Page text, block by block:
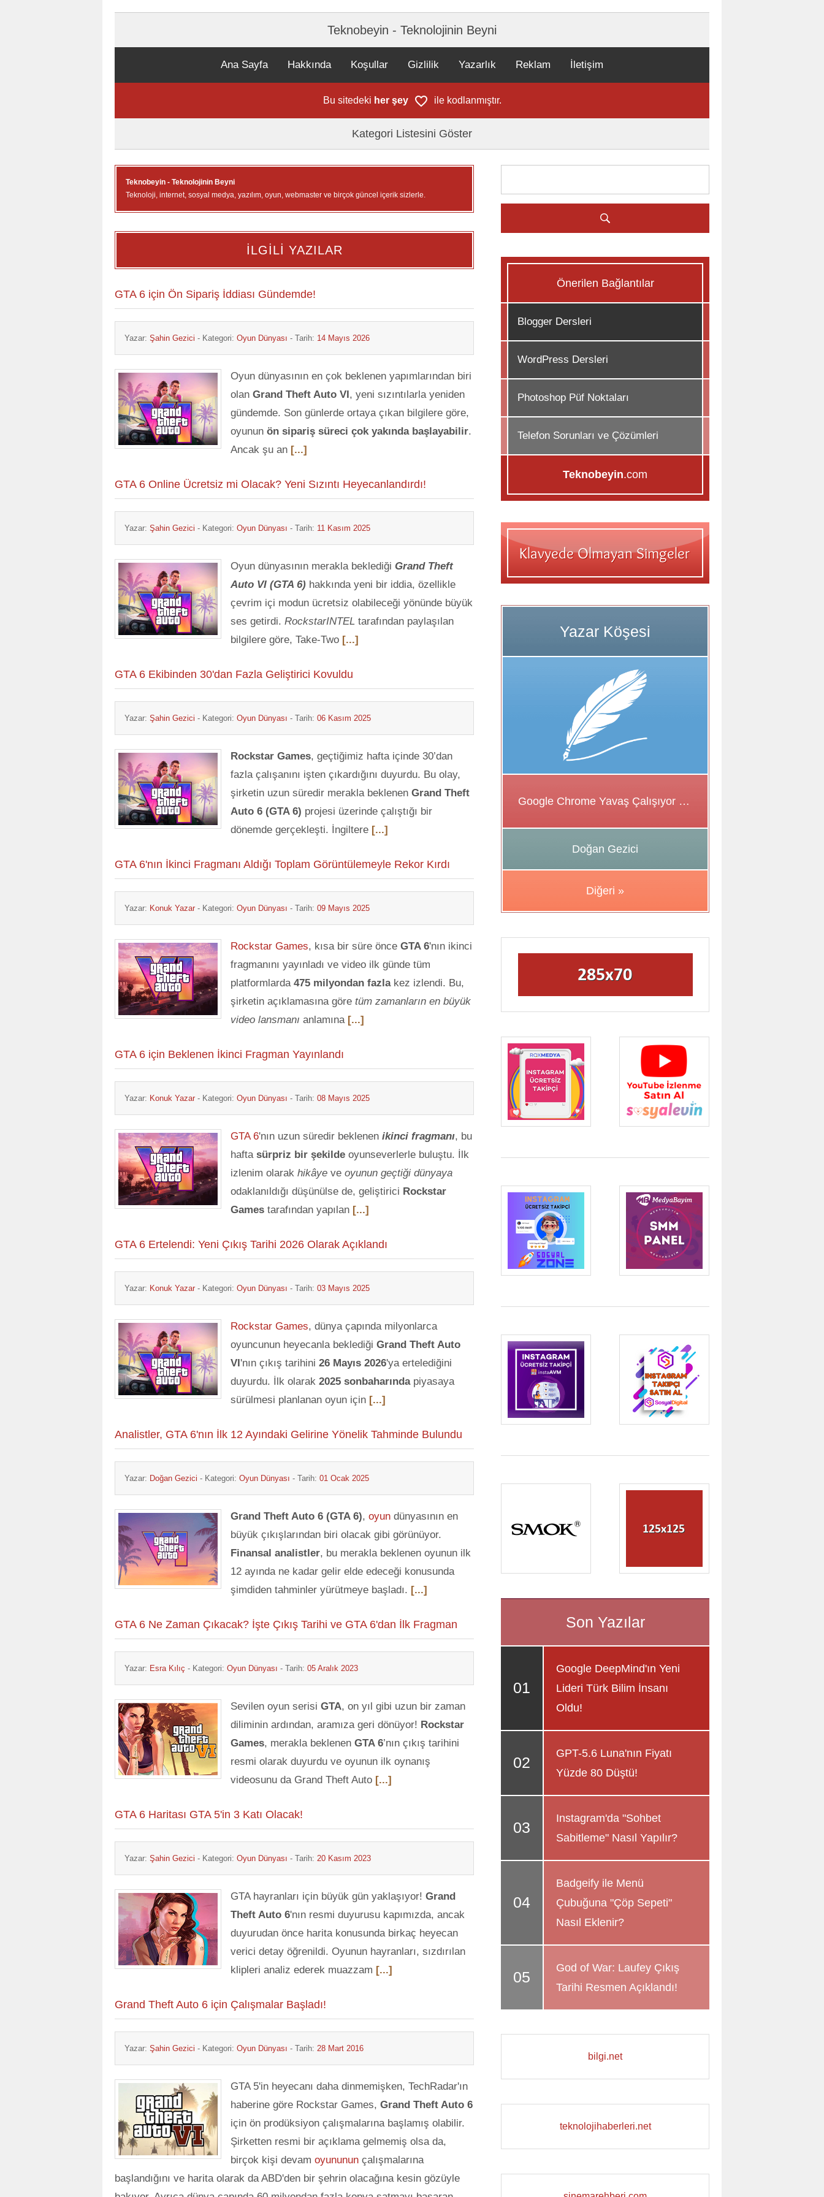
Teknobeyin - Teknolojinin Beyni
Ana Sayfa Hakkında Koşullar Gizlilik Yazarlık Reklam İletişim
Bu sitedeki her şey ile kodlanmıştır.
Kategori Listesini Göster
Teknobeyin - Teknolojinin Beyni
Teknoloji, internet, sosyal medya, yazılım, oyun, webmaster ve birçok güncel içerik sizlerle.
İLGİLİ YAZILAR
GTA 6 için Ön Sipariş İddiası Gündemde!
Yazar: Şahin Gezici - Kategori: Oyun Dünyası - Tarih: 14 Mayıs 2026
Oyun dünyasının en çok beklenen yapımlarından biri
olan Grand Theft Auto VI, yeni sızıntılarla yeniden
gündemde. Son günlerde ortaya çıkan bilgilere göre,
oyunun ön sipariş süreci çok yakında başlayabilir.
Ancak şu an [...]
GTA 6 Online Ücretsiz mi Olacak? Yeni Sızıntı Heyecanlandırdı!
Yazar: Şahin Gezici - Kategori: Oyun Dünyası - Tarih: 11 Kasım 2025
Oyun dünyasının merakla beklediği Grand Theft
Auto VI (GTA 6) hakkında yeni bir iddia, özellikle
çevrim içi modun ücretsiz olabileceği yönünde büyük
ses getirdi. RockstarINTEL tarafından paylaşılan
bilgilere göre, Take-Two [...]
GTA 6 Ekibinden 30'dan Fazla Geliştirici Kovuldu
Yazar: Şahin Gezici - Kategori: Oyun Dünyası - Tarih: 06 Kasım 2025
Rockstar Games, geçtiğimiz hafta içinde 30’dan
fazla çalışanını işten çıkardığını duyurdu. Bu olay,
şirketin uzun süredir merakla beklenen Grand Theft
Auto 6 (GTA 6) projesi üzerinde çalıştığı bir
dönemde gerçekleşti. İngiltere [...]
GTA 6'nın İkinci Fragmanı Aldığı Toplam Görüntülemeyle Rekor Kırdı
Yazar: Konuk Yazar - Kategori: Oyun Dünyası - Tarih: 09 Mayıs 2025
Rockstar Games, kısa bir süre önce GTA 6'nın ikinci
fragmanını yayınladı ve video ilk günde tüm
platformlarda 475 milyondan fazlakez izlendi. Bu,
şirketin açıklamasına göre tüm zamanların en büyük
video lansmanı anlamına [...]
GTA 6 için Beklenen İkinci Fragman Yayınlandı
Yazar: Konuk Yazar - Kategori: Oyun Dünyası - Tarih: 08 Mayıs 2025
GTA 6'nın uzun süredir beklenen ikinci fragmanı, bu
hafta sürpriz bir şekilde oyunseverlerle buluştu. İlk
izlenim olarak hikâye ve oyunun geçtiği dünyaya
odaklanıldığı düşünülse de, geliştirici Rockstar
Games tarafından yapılan [...]
GTA 6 Ertelendi: Yeni Çıkış Tarihi 2026 Olarak Açıklandı
Yazar: Konuk Yazar - Kategori: Oyun Dünyası - Tarih: 03 Mayıs 2025
Rockstar Games, dünya çapında milyonlarca
oyuncunun heyecanla beklediği Grand Theft Auto
VI'nın çıkış tarihini 26 Mayıs 2026'ya ertelediğini
duyurdu. İlk olarak 2025 sonbaharındapiyasaya
sürülmesi planlanan oyun için [...]
Analistler, GTA 6'nın İlk 12 Ayındaki Gelirine Yönelik Tahminde Bulundu
Yazar: Doğan Gezici - Kategori: Oyun Dünyası - Tarih: 01 Ocak 2025
Grand Theft Auto 6 (GTA 6), oyun dünyasının en
büyük çıkışlarından biri olacak gibi görünüyor.
Finansal analistler, bu merakla beklenen oyunun ilk
12 ayında ne kadar gelir elde edeceği konusunda
şimdiden tahminler yürütmeye başladı. [...]
GTA 6 Ne Zaman Çıkacak? İşte Çıkış Tarihi ve GTA 6'dan İlk Fragman
Yazar: Esra Kılıç - Kategori: Oyun Dünyası - Tarih: 05 Aralık 2023
Sevilen oyun serisi GTA, on yıl gibi uzun bir zaman
diliminin ardından, aramıza geri dönüyor! Rockstar
Games, merakla beklenen GTA 6’nın çıkış tarihini
resmi olarak duyurdu ve oyunun ilk oynanış
videosunu da Grand Theft Auto [...]
GTA 6 Haritası GTA 5'in 3 Katı Olacak!
Yazar: Şahin Gezici - Kategori: Oyun Dünyası - Tarih: 20 Kasım 2023
GTA hayranları için büyük gün yaklaşıyor! Grand
Theft Auto 6'nın resmi duyurusu kapımızda, ancak
duyurudan önce harita konusunda birkaç heyecan
verici detay öğrenildi. Oyunun hayranları, sızdırılan
klipleri analiz ederek muazzam [...]
Grand Theft Auto 6 için Çalışmalar Başladı!
Yazar: Şahin Gezici - Kategori: Oyun Dünyası - Tarih: 28 Mart 2016
GTA 5'in heyecanı daha dinmemişken, TechRadar'ın
haberine göre Rockstar Games, Grand Theft Auto 6
için ön prodüksiyon çalışmalarına başlamış olabilir.
Şirketten resmi bir açıklama gelmemiş olsa da,
birçok kişi devam oyununun çalışmalarına
başlandığını ve harita olarak da ABD'den bir şehrin olacağına kesin gözüyle
Önerilen Bağlantılar
Blogger Dersleri
WordPress Dersleri
Photoshop Püf Noktaları
Telefon Sorunları ve Çözümleri
Teknobeyin.com
Google Chrome Yavaş Çalışıyor Sorunu için Çözüm Önerileri
Doğan Gezici
Diğeri »
Google DeepMind'ın Yeni
Lideri Türk Bilim İnsanı
Oldu!
GPT-5.6 Luna'nın Fiyatı
Yüzde 80 Düştü!
Instagram'da "Sohbet
Sabitleme" Nasıl Yapılır?
Badgeify ile Menü
Çubuğuna "Çöp Sepeti"
Nasıl Eklenir?
God of War: Laufey Çıkış
Tarihi Resmen Açıklandı!
bilgi.net
teknolojihaberleri.net